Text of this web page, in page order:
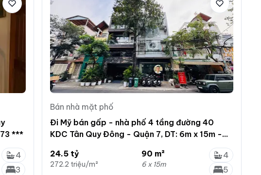
***
4
3
Bán nhà mặt phố
Đi Mỹ bán gấp - nhà phố 4 tầng đường 40
KDC Tân Quy Đông - Quận 7, DT: 6m x 15m -
24.5 tỷ
272.2 triệu/m²
90 m²
6 x 15m
4
5